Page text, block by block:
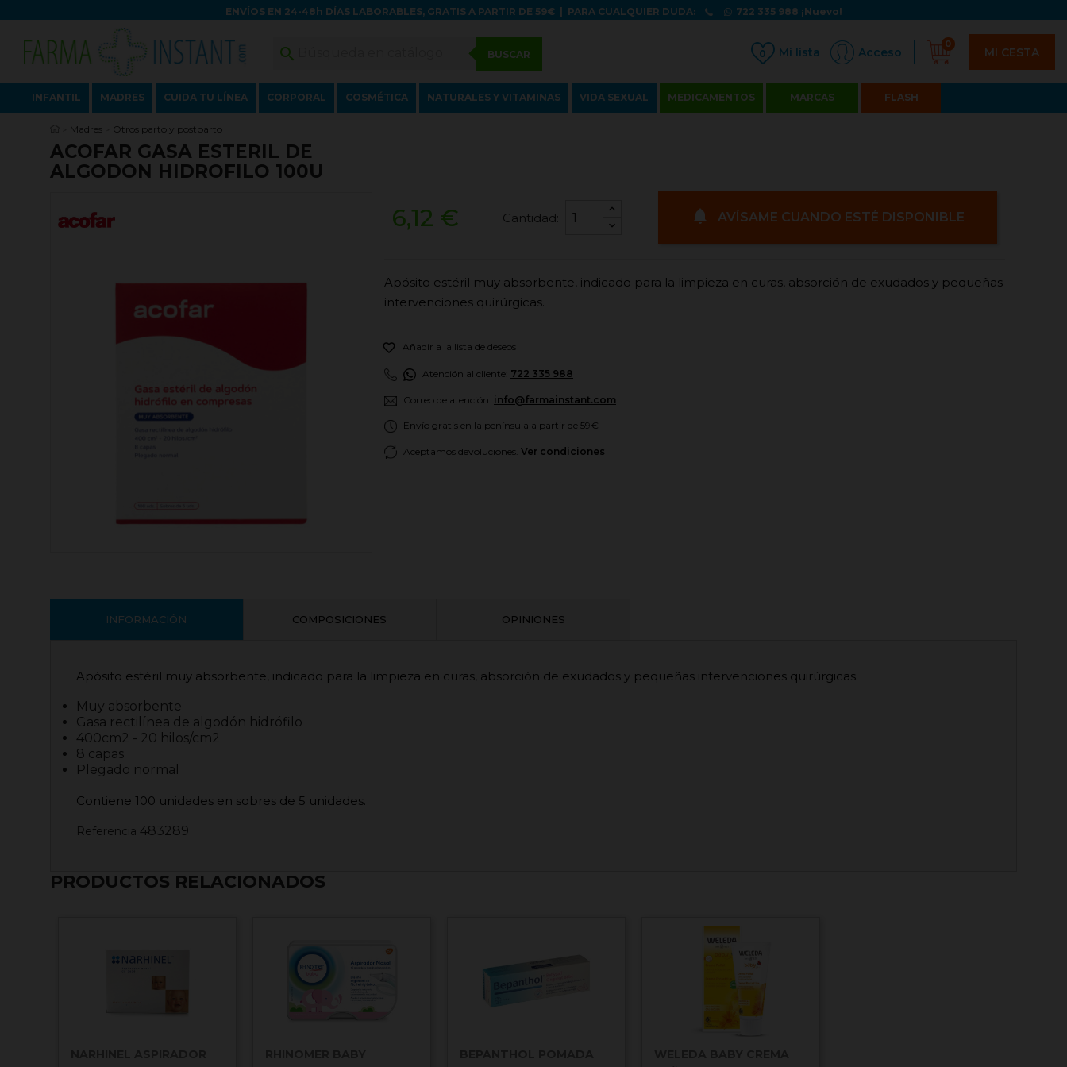
ENVÍOS EN 24-48h DÍAS LABORABLES, GRATIS A PARTIR DE 59€| PARA CUALQUIER DUDA: 722 335 988 ¡Nuevo!
 BUSCAR 0 Acceso
0
MI CESTA
INFANTIL MADRES CUIDA TU LÍNEA CORPORAL COSMÉTICA NATURALES Y VITAMINAS VIDA SEXUAL MEDICAMENTOS MARCAS FLASH
Madres Otros parto y postparto
ACOFAR GASA ESTERIL DE
ALGODON HIDROFILO 100U
6,12 € Cantidad:  AVÍSAME CUANDO ESTÉ DISPONIBLE
Apósito estéril muy absorbente, indicado para la limpieza en curas, absorción de exudados y pequeñas
intervenciones quirúrgicas.
 Añadir a la lista de deseos
Atención al cliente: 722 335 988
Correo de atención: info@farmainstant.com
Envío gratis en la península a partir de 59€
Aceptamos devoluciones. Ver condiciones
INFORMACIÓN COMPOSICIONES OPINIONES
Apósito estéril muy absorbente, indicado para la limpieza en curas, absorción de exudados y pequeñas intervenciones quirúrgicas.
Muy absorbente
Gasa rectilínea de algodón hidrófilo
400cm2 - 20 hilos/cm2
8 capas
Plegado normal
Contiene 100 unidades en sobres de 5 unidades.
Referencia 483289
PRODUCTOS RELACIONADOS